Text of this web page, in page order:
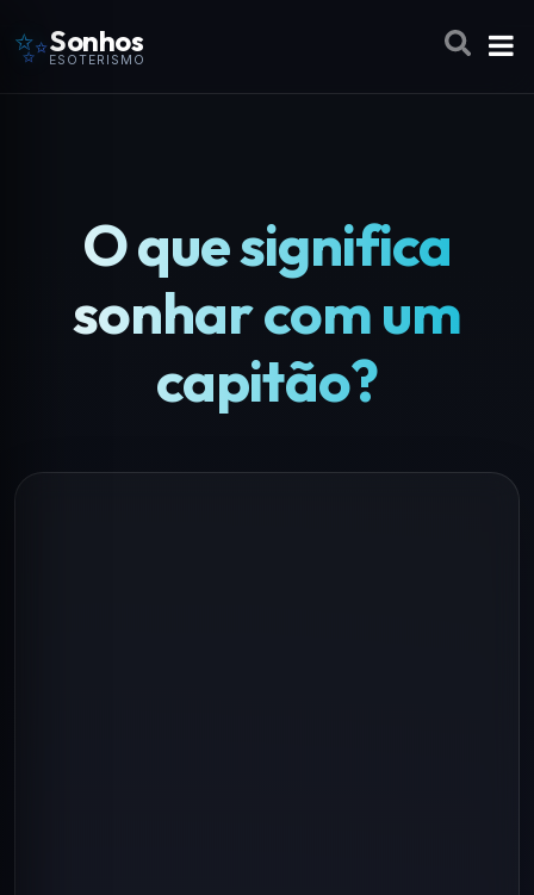
✨Sonhos
ESOTERISMO
O que significa
sonhar com um
capitão?